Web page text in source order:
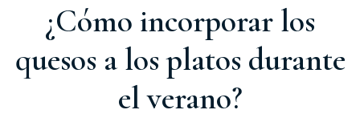
¿Cómo incorporar los
quesos a los platos durante
el verano?